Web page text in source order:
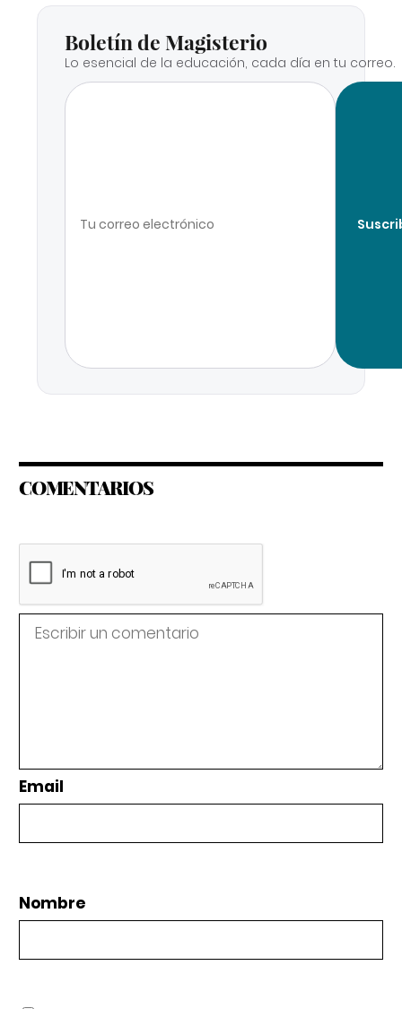
Boletín de Magisterio
Lo esencial de la educación, cada día en tu correo.
COMENTARIOS
Email
Nombre